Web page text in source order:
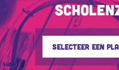
Selecteer een